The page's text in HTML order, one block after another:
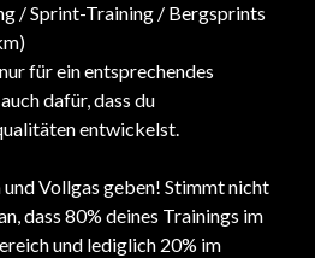
/ Sprint-Training / Bergsprints
für ein entsprechendes
dafür, dass du
entwickelst.
Vollgas geben! Stimmt nicht
dass 80% deines Trainings im
und lediglich 20% im